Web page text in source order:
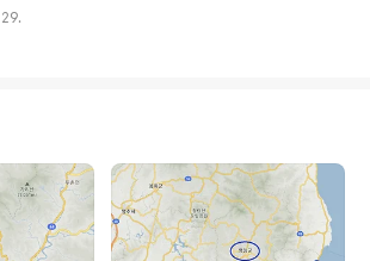
선
다 새벽부터 밤까지 비 소식 있
와 미세먼지 수치는 어제와 비슷
= (오후 기준) 보통 수준입니다
2020 0729 Wed 00:45 공
프리박 서울 강남 송파구 날씨,
늘의 날씨, 오..